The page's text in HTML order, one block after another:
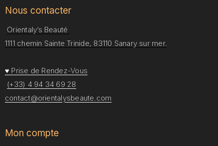
Nous contacter
Orientaly’s Beauté
1111 chemin Sainte Trinide, 83110 Sanary sur mer.
♥ Prise de Rendez-Vous
(+33) 4 94 34 69 28
contact@orientalysbeaute.com
Mon compte